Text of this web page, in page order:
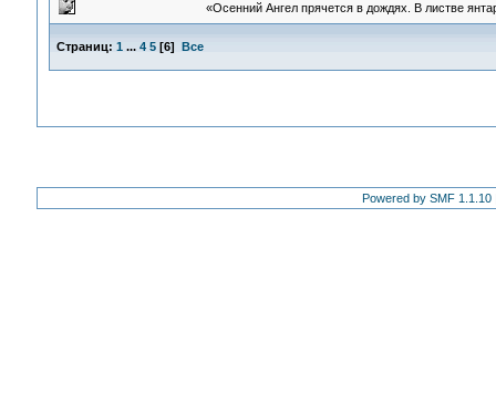
«Осенний Ангел прячется в дождях. В листве
Страниц: 1 ... 4 5[6] Все
Powered by SMF 1.1.10